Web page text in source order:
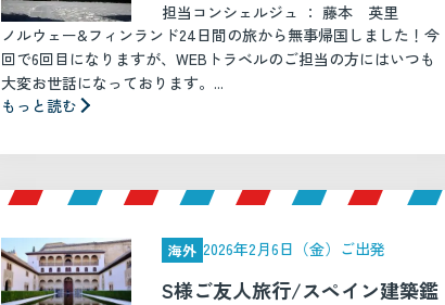
担当コンシェルジュ ： 藤本 英里
ノルウェー&フィンランド24日間の旅から無事帰国しました！今
回で6回目になりますが、WEBトラベルのご担当の方にはいつも
大変お世話になっております。...
もっと読む
海外 2026年2月6日（金）ご出発
S様ご友人旅行/スペイン建築鑑